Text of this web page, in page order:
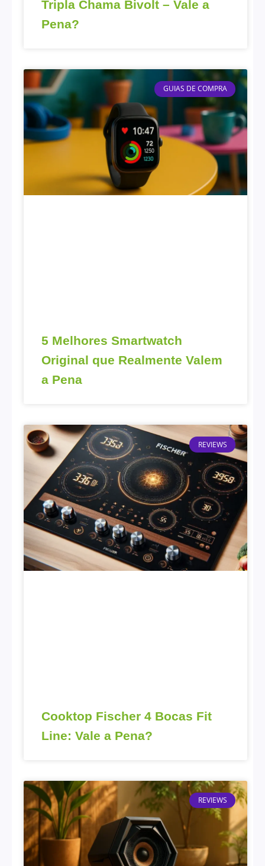
Tripla Chama Bivolt – Vale a
Pena?
GUIAS DE COMPRA
5 Melhores Smartwatch
Original que Realmente Valem
a Pena
REVIEWS
Cooktop Fischer 4 Bocas Fit
Line: Vale a Pena?
REVIEWS